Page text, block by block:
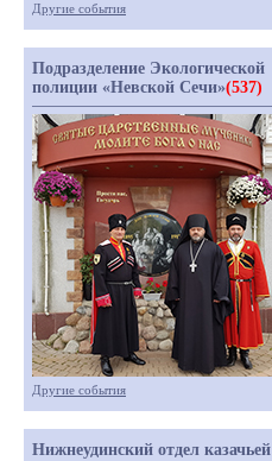
Другие события
Подразделение Экологической
полиции «Невской Сечи»(537)
Другие события
Нижнеудинский отдел казачьей